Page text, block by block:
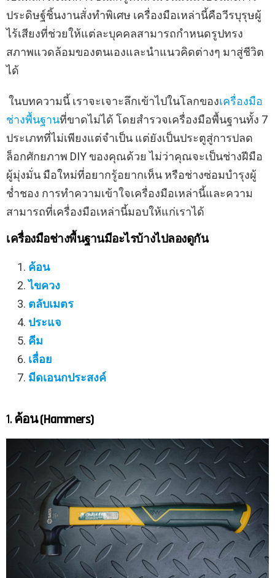
ประดิษฐ์ชิ้นงานสั่งทำพิเศษ เครื่องมือเหล่านี้คือวีรบุรุษผู้
ไร้เสียงที่ช่วยให้แต่ละบุคคลสามารถกำหนดรูปทรง
สภาพแวดล้อมของตนเองและนำแนวคิดต่างๆ มาสู่ชีวิต
ได้
ในบทความนี้ เราจะเจาะลึกเข้าไปในโลกของเครื่องมือ
ช่างพื้นฐานที่ขาดไม่ได้ โดยสำรวจเครื่องมือพื้นฐานทั้ง 7
ประเภทที่ไม่เพียงแต่จำเป็น แต่ยังเป็นประตูสู่การปลด
ล็อกศักยภาพ DIY ของคุณด้วย ไม่ว่าคุณจะเป็นช่างฝีมือ
ผู้มุ่งมั่น มือใหม่ที่อยากรู้อยากเห็น หรือช่างซ่อมบำรุงผู้
ช่ำชอง การทำความเข้าใจเครื่องมือเหล่านี้และความ
สามารถที่เครื่องมือเหล่านี้มอบให้แก่เราได้
เครื่องมือช่างพื้นฐานมีอะไรบ้างไปลองดูกัน
ค้อน
ไขควง
ตลับเมตร
ประแจ
คีม
เลื่อย
มีดเอนกประสงค์
1.ค้อน (Hammers)